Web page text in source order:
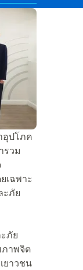
อุปโภค
รวม
เฉพาะ
ะภัย
ภัย
าพจิต
ยาวชน